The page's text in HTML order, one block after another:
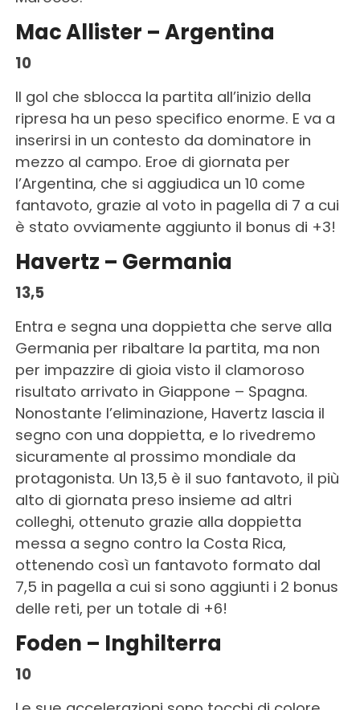
Mac Allister – Argentina
10
Il gol che sblocca la partita all’inizio della
ripresa ha un peso specifico enorme. E va a
inserirsi in un contesto da dominatore in
mezzo al campo. Eroe di giornata per
l’Argentina, che si aggiudica un 10 come
fantavoto, grazie al voto in pagella di 7 a cui
è stato ovviamente aggiunto il bonus di +3!
Havertz – Germania
13,5
Entra e segna una doppietta che serve alla
Germania per ribaltare la partita, ma non
per impazzire di gioia visto il clamoroso
risultato arrivato in Giappone – Spagna.
Nonostante l’eliminazione, Havertz lascia il
segno con una doppietta, e lo rivedremo
sicuramente al prossimo mondiale da
protagonista. Un 13,5 è il suo fantavoto, il più
alto di giornata preso insieme ad altri
colleghi, ottenuto grazie alla doppietta
messa a segno contro la Costa Rica,
ottenendo così un fantavoto formato dal
7,5 in pagella a cui si sono aggiunti i 2 bonus
delle reti, per un totale di +6!
Foden – Inghilterra
10